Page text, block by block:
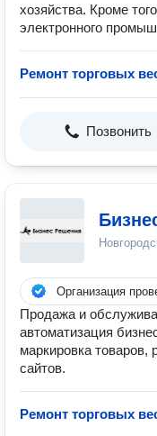
хозяйства. Кроме
электронного
Ремонт торговых
Позвонить
Организация
Продажа и
автоматизация
маркировка товаров,
сайтов.
Ремонт торговых